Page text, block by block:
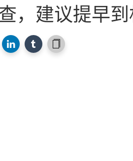
，建议提早到